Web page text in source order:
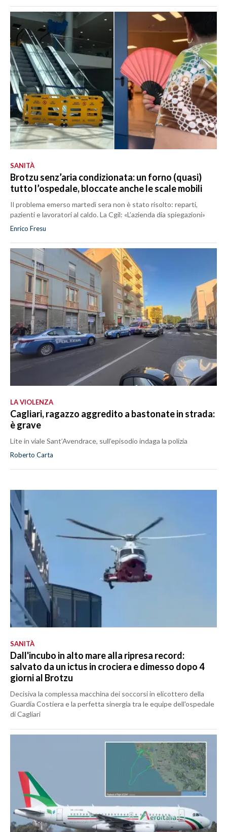
SANITÀ
Brotzu senz’aria condizionata: un forno (quasi)
tutto l’ospedale, bloccate anche le scale mobili
Il problema emerso martedì sera non è stato risolto: reparti,
pazienti e lavoratori al caldo. La Cgil: «L’azienda dia spiegazioni»
Enrico Fresu
LA VIOLENZA
Cagliari, ragazzo aggredito a bastonate in strada:
è grave
Lite in viale Sant’Avendrace, sull’episodio indaga la polizia
Roberto Carta
SANITÀ
Dall'incubo in alto mare alla ripresa record:
salvato da un ictus in crociera e dimesso dopo 4
giorni al Brotzu
Decisiva la complessa macchina dei soccorsi in elicottero della
Guardia Costiera e la perfetta sinergia tra le equipe dell'ospedale
di Cagliari